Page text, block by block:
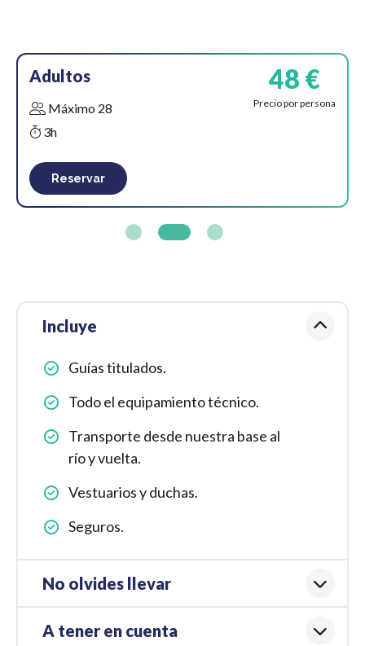
Adultos
Máximo 28
3h
48 €
Precio por persona
Reservar
Incluye
Guías titulados.
Todo el equipamiento técnico.
Transporte desde nuestra base al
río y vuelta.
Vestuarios y duchas.
Seguros.
No olvides llevar
A tener en cuenta